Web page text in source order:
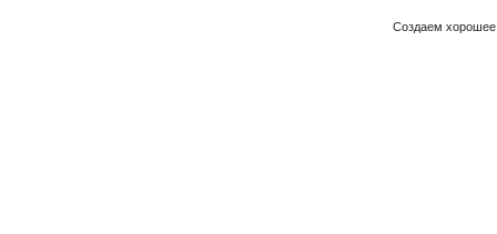
брать» изСоздаем